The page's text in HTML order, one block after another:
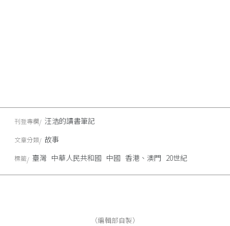
（編輯部自製）
刊登專欄 汪浩的讀書筆記
文章分類 故事
標籤 臺灣 中華人民共和國 中國 香港、澳門 20世紀